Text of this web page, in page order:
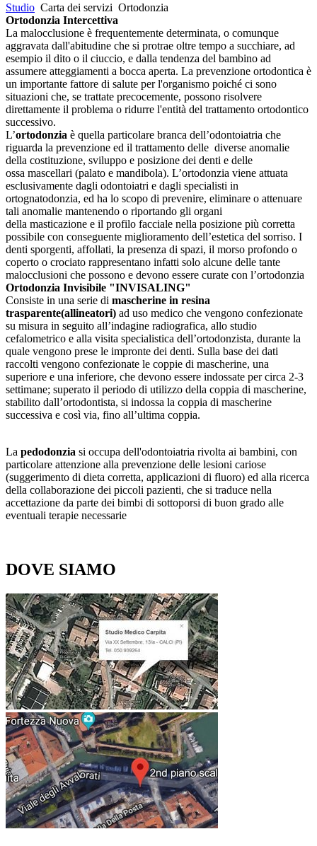
Studio Carta dei servizi Ortodonzia
Ortodonzia Intercettiva
La malocclusione è frequentemente determinata, o comunque
aggravata dall'abitudine che si protrae oltre tempo a succhiare, ad
esempio il dito o il ciuccio, e dalla tendenza del bambino ad
assumere atteggiamenti a bocca aperta. La prevenzione ortodontica è
un importante fattore di salute per l'organismo poiché ci sono
situazioni che, se trattate precocemente, possono risolvere
direttamente il problema o ridurre l'entità del trattamento ortodontico
successivo.
L’ortodonzia è quella particolare branca dell’odontoiatria che
riguarda la prevenzione ed il trattamento delle diverse anomalie
della costituzione, sviluppo e posizione dei denti e delle
ossa mascellari (palato e mandibola). L’ortodonzia viene attuata
esclusivamente dagli odontoiatri e dagli specialisti in
ortognatodonzia, ed ha lo scopo di prevenire, eliminare o attenuare
tali anomalie mantenendo o riportando gli organi
della masticazione e il profilo facciale nella posizione più corretta
possibile con conseguente miglioramento dell’estetica del sorriso. I
denti sporgenti, affollati, la presenza di spazi, il morso profondo o
coperto o crociato rappresentano infatti solo alcune delle tante
malocclusioni che possono e devono essere curate con l’ortodonzia
Ortodonzia Invisibile "INVISALING"
Consiste in una serie di mascherine in resina
trasparente(allineatori) ad uso medico che vengono confezionate
su misura in seguito all’indagine radiografica, allo studio
cefalometrico e alla visita specialistica dell’ortodonzista, durante la
quale vengono prese le impronte dei denti. Sulla base dei dati
raccolti vengono confezionate le coppie di mascherine, una
superiore e una inferiore, che devono essere indossate per circa 2-3
settimane; superato il periodo di utilizzo della coppia di mascherine,
stabilito dall’ortodontista, si indossa la coppia di mascherine
successiva e così via, fino all’ultima coppia.
La pedodonzia si occupa dell'odontoiatria rivolta ai bambini, con
particolare attenzione alla prevenzione delle lesioni cariose
(suggerimento di dieta corretta, applicazioni di fluoro) ed alla ricerca
della collaborazione dei piccoli pazienti, che si traduce nella
accettazione da parte dei bimbi di sottoporsi di buon grado alle
eventuali terapie necessarie
DOVE SIAMO